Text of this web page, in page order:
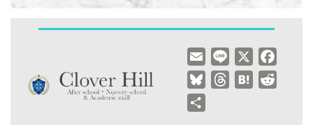
m
a
i
i
n
a
c
l
u
H